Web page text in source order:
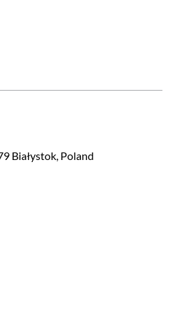
Białystok, Poland